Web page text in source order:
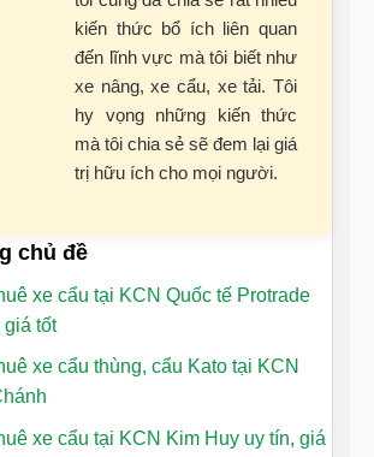
kiến thức bổ ích liên quan
đến lĩnh vực mà tôi biết như
xe nâng, xe cẩu, xe tải. Tôi
hy vọng những kiến thức
mà tôi chia sẻ sẽ đem lại giá
trị hữu ích cho mọi người.
chủ đề
xe cẩu tại KCN Quốc tế Protrade
giá tốt
xe cẩu thùng, cẩu Kato tại KCN
xe cẩu tại KCN Kim Huy uy tín, giá